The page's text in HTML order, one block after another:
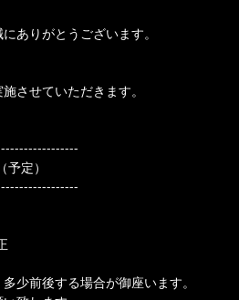
ありがとうございます。
させていただきます。
定）
少前後する場合が御座います。